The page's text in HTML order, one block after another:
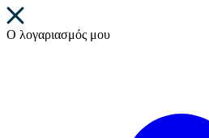
Ο λογαριασμός μου